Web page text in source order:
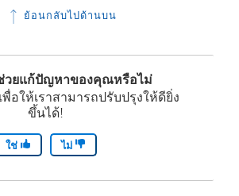
เ
ด
ย้อนกลับไปด้านบน
วยแก้ปัญหาของคุณหรือไม่
พื่อให้เราสามารถปรับปรุงให้ดียิ่ง
ขึ้นได้!
ใช่ ไม่